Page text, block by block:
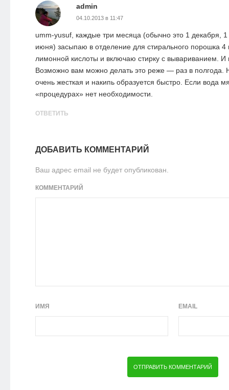
admin
04.10.2013 в 11:47
umm-yusuf, каждые три месяца (обычно это 1 декабря,
июня) засыпаю в отделение для стирального порошка 4
лимонной кислоты и включаю стирку с вывариванием. И
Возможно вам можно делать это реже — раз в полгода.
очень жесткая и накипь образуется быстро. Если вода
«процедурах» нет необходимости.
ОТВЕТИТЬ
ДОБАВИТЬ КОММЕНТАРИЙ
Ваш адрес email не будет опубликован.
КОММЕНТАРИЙ
ИМЯ EMAIL